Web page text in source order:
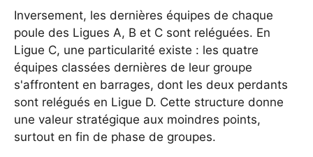
Inversement, les dernières équipes de chaque
poule des Ligues A, B et C sont reléguées. En
Ligue C, une particularité existe : les quatre
équipes classées dernières de leur groupe
s'affrontent en barrages, dont les deux perdants
sont relégués en Ligue D. Cette structure donne
une valeur stratégique aux moindres points,
surtout en fin de phase de groupes.